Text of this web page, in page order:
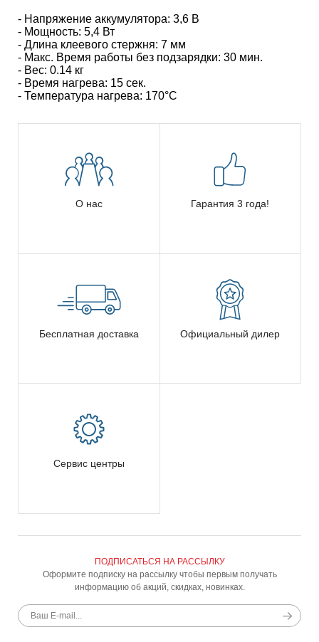
- Напряжение аккумулятора: 3,6 В
- Мощность: 5,4 Вт
- Длина клеевого стержня: 7 мм
- Макс. Время работы без подзарядки: 30 мин.
- Вес: 0.14 кг
- Время нагрева: 15 сек.
- Температура нагрева: 170°С
О нас Гарантия 3 года!
Бесплатная доставка Официальный дилер
Сервис центры
ПОДПИСАТЬСЯ НА РАССЫЛКУ
Оформите подписку на рассылку чтобы первым получать
информацию об акций, скидках, новинках.